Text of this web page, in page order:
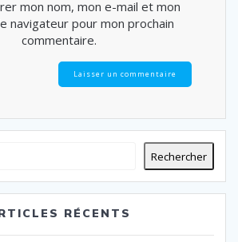
mon nom, mon e-mail et mon
navigateur pour mon prochain
commentaire.
Rechercher
RÉCENTS